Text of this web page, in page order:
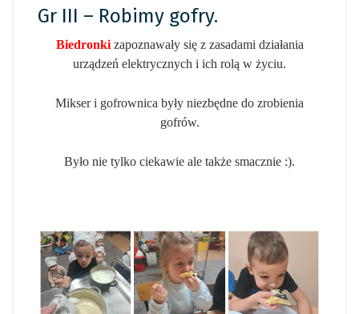
Gr III – Robimy gofry.
Biedronkizapoznawały się z zasadami działania
urządzeń elektrycznych i ich rolą w życiu.
Mikser i gofrownica były niezbędne do zrobienia
gofrów.
Było nie tylko ciekawie ale także smacznie :).